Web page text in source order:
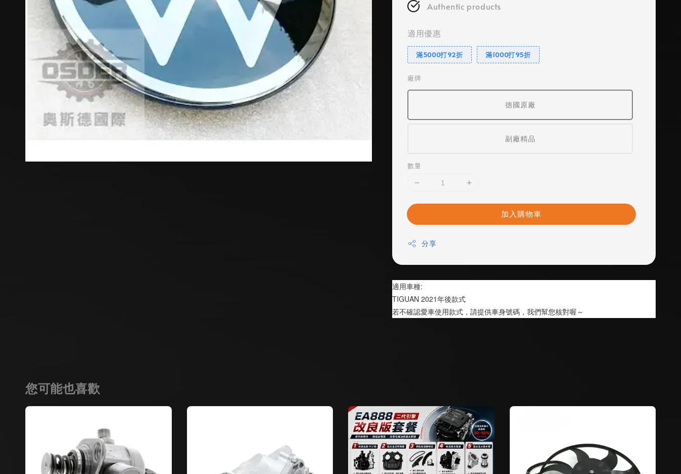
Authentic products
適用優惠
滿5000打92折 滿1000打95折
廠牌
德國原廠
副廠精品
數量
加入購物車
分享
適用車種:
TIGUAN 2021年後款式
若不確認愛車使用款式，請提供車身號碼，我們幫您核對喔～
您可能也喜歡